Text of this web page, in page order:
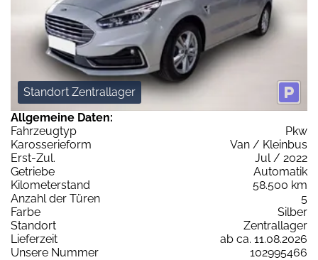
Standort Zentrallager
Allgemeine Daten:
Fahrzeugtyp
Pkw
Karosserieform
Van / Kleinbus
Erst-Zul.
Jul / 2022
Getriebe
Automatik
Kilometerstand
58.500 km
Anzahl der Türen
5
Farbe
Silber
Standort
Zentrallager
Lieferzeit
ab ca. 11.08.2026
Unsere Nummer
102995466